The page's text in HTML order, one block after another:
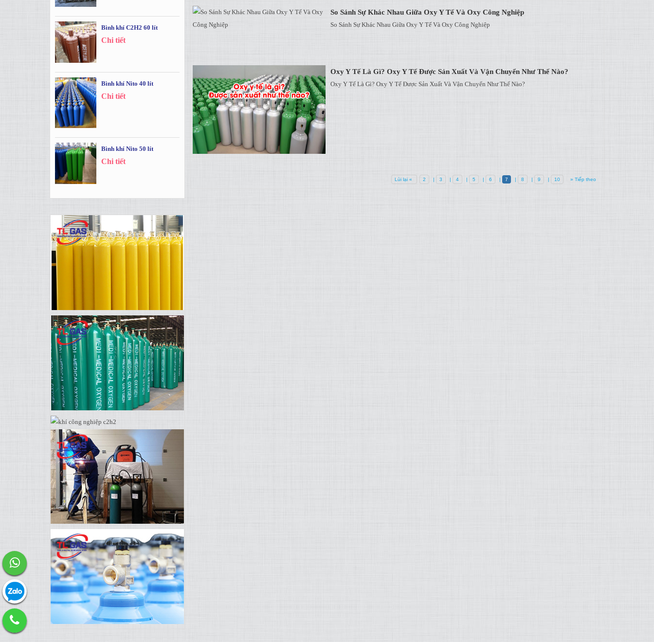
So Sánh Sự Khác Nhau Giữa Oxy Y Tế Và Oxy Công Nghiệp
So Sánh Sự Khác Nhau Giữa Oxy Y Tế Và Oxy Công Nghiệp
Oxy Y Tế Là Gì? Oxy Y Tế Được Sản Xuất Và Vận Chuyển Như Thế Nào?
Oxy Y Tế Là Gì? Oxy Y Tế Được Sản Xuất Và Vận Chuyển Như Thế Nào?
Lùi lại « 2 | 3 | 4 | 5 | 6 | 7 | 8 | 9 | 10 » Tiếp theo
Bình khí C2H2 60 lít
Chi tiết
Bình khí Nito 40 lít
Chi tiết
Bình khí Nito 50 lít
Chi tiết